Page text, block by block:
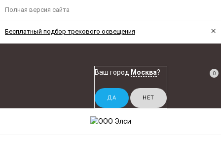
Полная версия сайта
Бесплатный подбор трекового освещения ×
Ваш город Москва? 0